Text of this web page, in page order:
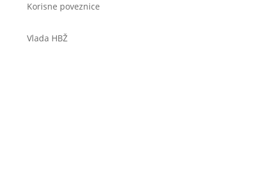
Korisne poveznice
Vlada HBŽ